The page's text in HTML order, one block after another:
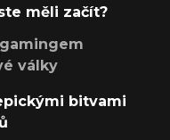
měli začít?
války
bitvami